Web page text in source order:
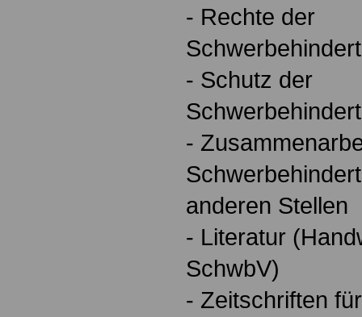
- Rechte der
- Schutz der
-
anderen Stellen
- Literatur
SchwbV)
- Zeitschriften